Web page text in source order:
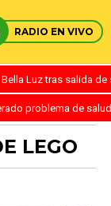
RADIO EN VIVO
Luz tras salida
problema de
LEGO